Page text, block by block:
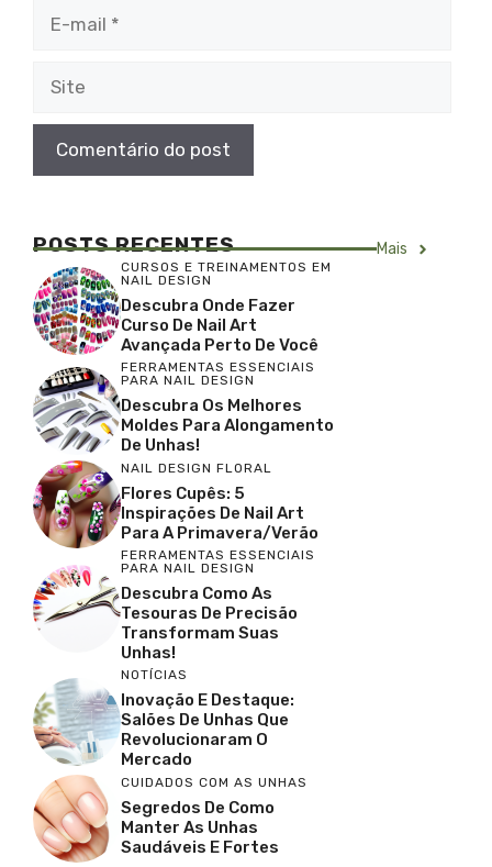
POSTS RECENTES Mais
CURSOS E TREINAMENTOS EM
NAIL DESIGN
Descubra Onde Fazer
Curso De Nail Art
Avançada Perto De Você
FERRAMENTAS ESSENCIAIS
PARA NAIL DESIGN
Descubra Os Melhores
Moldes Para Alongamento
De Unhas!
NAIL DESIGN FLORAL
Flores Cupês: 5
Inspirações De Nail Art
Para A Primavera/Verão
FERRAMENTAS ESSENCIAIS
PARA NAIL DESIGN
Descubra Como As
Tesouras De Precisão
Transformam Suas
Unhas!
NOTÍCIAS
Inovação E Destaque:
Salões De Unhas Que
Revolucionaram O
Mercado
CUIDADOS COM AS UNHAS
Segredos De Como
Manter As Unhas
Saudáveis E Fortes